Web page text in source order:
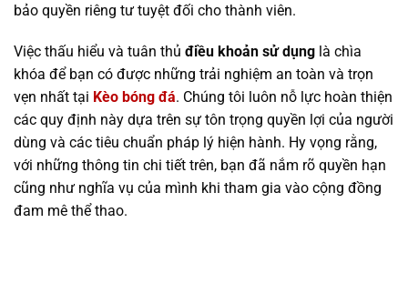
bảo quyền riêng tư tuyệt đối cho thành viên.
Việc thấu hiểu và tuân thủ điều khoản sử dụng là chìa
khóa để bạn có được những trải nghiệm an toàn và trọn
vẹn nhất tại Kèo bóng đá. Chúng tôi luôn nỗ lực hoàn thiện
các quy định này dựa trên sự tôn trọng quyền lợi của người
dùng và các tiêu chuẩn pháp lý hiện hành. Hy vọng rằng,
với những thông tin chi tiết trên, bạn đã nắm rõ quyền hạn
cũng như nghĩa vụ của mình khi tham gia vào cộng đồng
đam mê thể thao.